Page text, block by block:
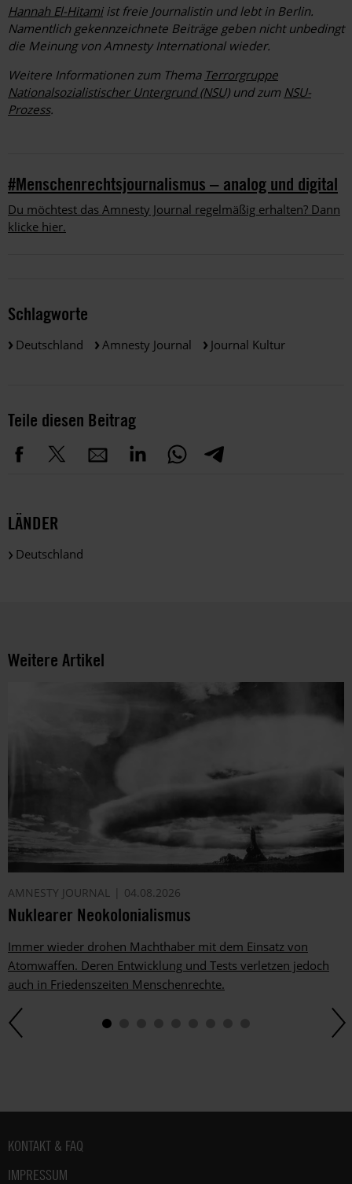
Hannah El-Hitamiist freie Journalistin und lebt in Berlin.
Namentlich gekennzeichnete Beiträge geben nicht unbedingt
die Meinung von Amnesty International wieder.
Weitere Informationen zum Thema Terrorgruppe
Nationalsozialistischer Untergrund (NSU)und zum NSU-
Prozess.
#Menschenrechtsjournalismus – analog und digital
Du möchtest das Amnesty Journal regelmäßig erhalten? Dann
klicke hier.
Schlagworte
Deutschland Amnesty Journal Journal Kultur
Teile diesen Beitrag
LÄNDER
Deutschland
Weitere Artikel
AMNESTY JOURNAL 04.08.2026
Nuklearer Neokolonialismus
Immer wieder drohen Machthaber mit dem Einsatz von
Atomwaffen. Deren Entwicklung und Tests verletzen jedoch
auch in Friedenszeiten Menschenrechte.
Fußbereich
KONTAKT & FAQ
IMPRESSUM